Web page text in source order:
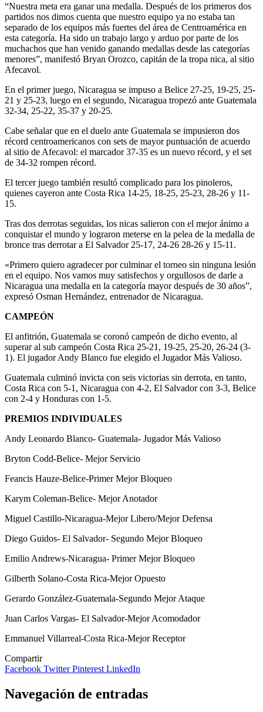
“Nuestra meta era ganar una medalla. Después de los primeros dos
partidos nos dimos cuenta que nuestro equipo ya no estaba tan
separado de los equipos más fuertes del área de Centroamérica en
esta categoría. Ha sido un trabajo largo y arduo por parte de los
muchachos que han venido ganando medallas desde las categorías
menores”, manifestó Bryan Orozco, capitán de la tropa nica, al sitio
Afecavol.
En el primer juego, Nicaragua se impuso a Belice 27-25, 19-25, 25-
21 y 25-23, luego en el segundo, Nicaragua tropezó ante Guatemala
32-34, 25-22, 35-37 y 20-25.
Cabe señalar que en el duelo ante Guatemala se impusieron dos
récord centroamericanos con sets de mayor puntuación de acuerdo
al sitio de Afecavol: el marcador 37-35 es un nuevo récord, y el set
de 34-32 rompen récord.
El tercer juego también resultó complicado para los pinoleros,
quienes cayeron ante Costa Rica 14-25, 18-25, 25-23, 28-26 y 11-
15.
Tras dos derrotas seguidas, los nicas salieron con el mejor ánimo a
conquistar el mundo y lograron meterse en la pelea de la medalla de
bronce tras derrotar a El Salvador 25-17, 24-26 28-26 y 15-11.
«Primero quiero agradecer por culminar el torneo sin ninguna lesión
en el equipo. Nos vamos muy satisfechos y orgullosos de darle a
Nicaragua una medalla en la categoría mayor después de 30 años”,
expresó Osman Hernández, entrenador de Nicaragua.
CAMPEÓN
El anfitrión, Guatemala se coronó campeón de dicho evento, al
superar al sub campeón Costa Rica 25-21, 19-25, 25-20, 26-24 (3-
1). El jugador Andy Blanco fue elegido el Jugador Más Valioso.
Guatemala culminó invicta con seis victorias sin derrota, en tanto,
Costa Rica con 5-1, Nicaragua con 4-2, El Salvador con 3-3, Belice
con 2-4 y Honduras con 1-5.
PREMIOS INDIVIDUALES
Andy Leonardo Blanco- Guatemala- Jugador Más Valioso
Bryton Codd-Belice- Mejor Servicio
Feancis Hauze-Belice-Primer Mejor Bloqueo
Karym Coleman-Belice- Mejor Anotador
Miguel Castillo-Nicaragua-Mejor Libero/Mejor Defensa
Diego Guidos- El Salvador- Segundo Mejor Bloqueo
Emilio Andrews-Nicaragua- Primer Mejor Bloqueo
Gilberth Solano-Costa Rica-Mejor Opuesto
Gerardo González-Guatemala-Segundo Mejor Ataque
Juan Carlos Vargas- El Salvador-Mejor Acomodador
Emmanuel Villarreal-Costa Rica-Mejor Receptor
Compartir
Facebook TwitterPinterest LinkedIn
Navegación de entradas